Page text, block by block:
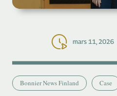
mars 11, 2026
Bonnier News Finland Case